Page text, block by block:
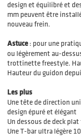
design et équilibré et
mm peuvent être
nouveau frein.
Astuce: pour une
ou légèrement au-
trottinette freestyle.
Hauteur du guidon
Les plus
Une tête de direction
design épuré et élégant
Un dessous de deck
Une T-bar ultra légère